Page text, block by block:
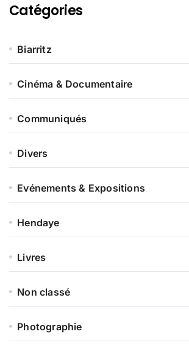
Catégories
Biarritz
Cinéma & Documentaire
Communiqués
Divers
Evénements & Expositions
Hendaye
Livres
Non classé
Photographie